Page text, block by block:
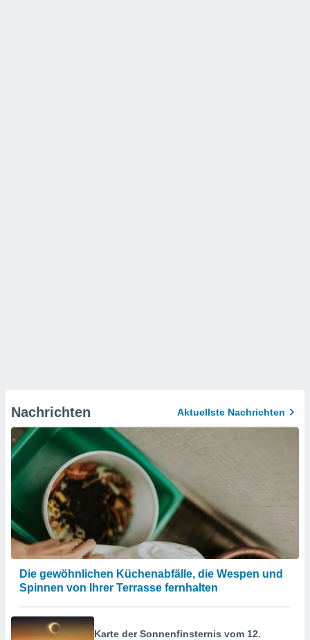
Nachrichten Aktuellste Nachrichten
Die gewöhnlichen Küchenabfälle, die Wespen und
Spinnen von Ihrer Terrasse fernhalten
Karte der Sonnenfinsternis vom 12.